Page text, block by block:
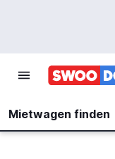
Mietwagen finden